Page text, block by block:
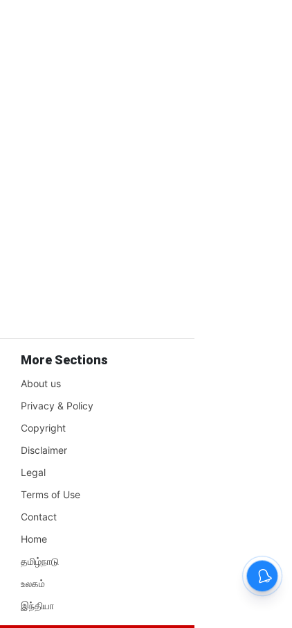
More Sections
About us
Privacy & Policy
Copyright
Disclaimer
Legal
Terms of Use
Contact
Home
தமிழ்நாடு
உலகம்
இந்தியா